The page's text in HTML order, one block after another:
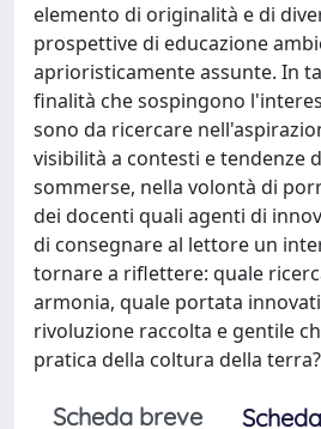
elemento di originalità e di
prospettive di educazione
aprioristicamente assunte. In
finalità che sospingono
sono da ricercare
visibilità a contesti e tendenze
sommerse, nella volontà di
dei docenti quali agenti di
di consegnare al lettore un
tornare a riflettere: quale
armonia, quale portata
rivoluzione raccolta e gentile
pratica della coltura della terra?
Scheda breve